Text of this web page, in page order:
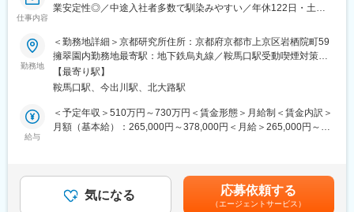
■勤務時間帯について
ーンとなり、4年目以降は、下記いずれかの勤務時間で1勤務1週
間ごとのローテーション勤務となります。※夜勤が多い環境ではあ
りますが、夜勤手当が支給されます。
・8:45～17:15・0:00～8:30・23:00～7:30・22:30～7:00・0:30
・3:00～11:30・3:30～12:00・17:00～1:30・5:30～14:00・8:00
～16:30・6:30～15:00・7:15～15:45
ントを担って頂けることを期待してます。また、資格取得支援や
個々の経験や強み弱みを振り返り、本人の適性や意欲、キャリア
仕事内容
業安定性◎／中途入社者多数で馴染みやすい／年休122日・土日
ローバルに活躍中◆◇
■業務内容：
糖尿病検査装置などの当社製品に関連する文書（取扱説明書、添
付文書、ラベル類など）のDTPディレクター業務をお任せしま
す。
文書作成における作業の切り出し、工程設計、作業手配、進捗管
で手を動かして制作作業を行うことは原則ありません。
本ポジションでは、DTPの基礎知識を活かしながら、品質・納
期・全体最適を意識したディレクションを担っていただくことを
勤務地
＜勤務地詳細＞京都研究所住所：京都府京都市上京区岩栖院町59
擁翠園内勤務地最寄駅：地下鉄烏丸線／鞍馬口駅受動喫煙対策：
屋内全面禁煙変更の範囲：会社の定める事業所
【最寄り駅】
鞍馬口駅、今出川駅、北大路駅
給与
＜予定年収＞510万円～730万円＜賃金形態＞月給制＜賃金内訳＞
月額（基本給）：265,000円～378,000円＜月給＞265,000円～
の負担は御座います。実費負担となります。礼金が15万（単
身）、25万（家族帯同）、仲介手数料家賃1ヶ月分も会社負担と
気になる 応募依頼する
（エージェントサービス）